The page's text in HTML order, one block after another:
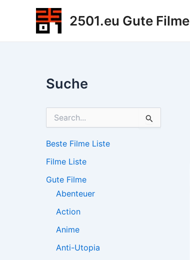
2501.eu Gute Filme
Suche
h
n
a
Beste Filme Liste
Filme Liste
Gute Filme
Abenteuer
Action
Anime
Anti-Utopia